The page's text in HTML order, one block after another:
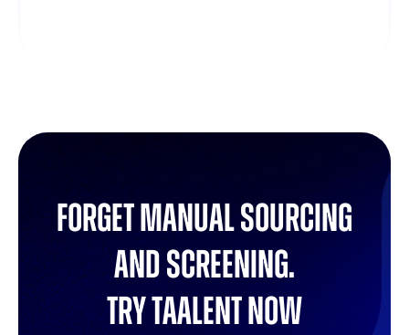
Forget manual sourcing
and screening.
try Taalent now